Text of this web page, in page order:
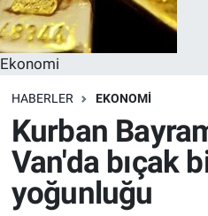
Ekonomi
HABERLER EKONOMI
Kurban
Van'da bıçak
yoğunluğu